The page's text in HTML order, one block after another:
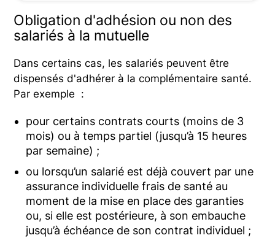
Obligation d'adhésion ou non des
salariés à la mutuelle
Dans certains cas, les salariés peuvent être
dispensés d'adhérer à la complémentaire santé.
Par exemple :
pour certains contrats courts (moins de 3
mois) ou à temps partiel (jusqu’à 15 heures
par semaine) ;
ou lorsqu’un salarié est déjà couvert par une
assurance individuelle frais de santé au
moment de la mise en place des garanties
ou, si elle est postérieure, à son embauche
jusqu’à échéance de son contrat individuel ;